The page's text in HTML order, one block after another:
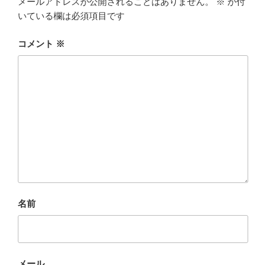
いている欄は必須項目です
コメント ※
名前